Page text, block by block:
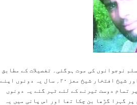
نوجوانوں کی موت ہوگئی۔ تفصیلات کے مطابق
بلولی تعلقہ کے کاسرالی گائوں کے رہنے والے محمد نواز محمد نظیر قریشی۲۱سال اور شیخ افتخار شیخ معز ۲۰؍ سال یہ دونوں اپنے
تمام دوست تیرنے کے لئے ٹہر گئے یہ دونوں
گہرا گڑھا بن چکا تھا اور اس پانی میں یہ